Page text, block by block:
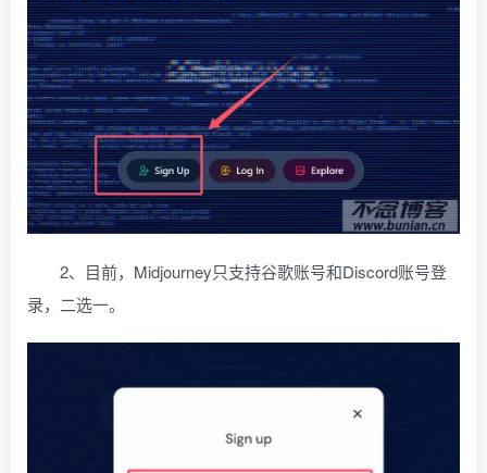
2、目前，Midjourney只支持谷歌账号和Discord账号登
录，二选一。